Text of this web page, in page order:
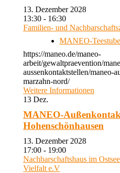
13. Dezember 2028
13:30 - 16:30
Familien- und
MANEO-
https://maneo.de/maneo-
arbeit/gewaltpraevention/
aussenkontaktstellen/maneo-
marzahn-nord/
Weitere Informationen
13 Dez.
MANEO-
Hohenschönhausen
13. Dezember 2028
17:00 - 19:00
Nachbarschaftshaus im
Vielfalt e.V